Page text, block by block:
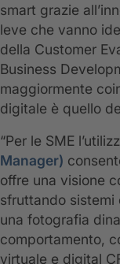
smart grazie
leve che vanno
della Customer
Business
maggiormente
digitale è quello
“Per le SME
Manager)
offre una visione
sfruttando sistemi
una fotografia
comportamento,
virtuale e digital